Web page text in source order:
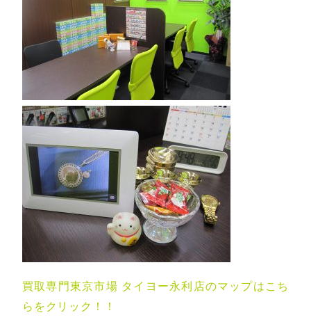
買取専門東京市場 タイヨー永利店のマップはこち
らをクリック！！